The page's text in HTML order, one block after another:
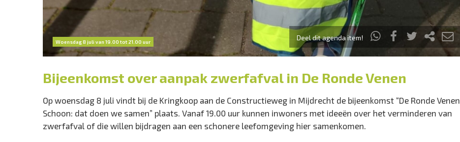
Woensdag 8 juli van 19.00 tot 21.00 uur Deel dit agenda item!
Bijeenkomst over aanpak zwerfafval in De Ronde Venen
Op woensdag 8 juli vindt bij de Kringkoop aan de Constructieweg in Mijdrecht de bijeenkomst “De Ronde Venen
Schoon: dat doen we samen” plaats. Vanaf 19.00 uur kunnen inwoners met ideeën over het verminderen van
zwerfafval of die willen bijdragen aan een schonere leefomgeving hier samenkomen.